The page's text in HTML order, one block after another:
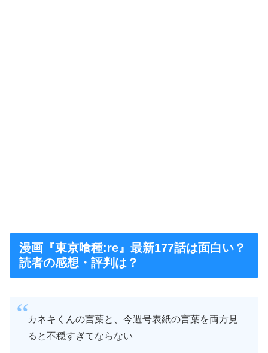
漫画『東京喰種:re』最新177話は面白い？
読者の感想・評判は？
カネキくんの言葉と、今週号表紙の言葉を両方見
ると不穏すぎてならない